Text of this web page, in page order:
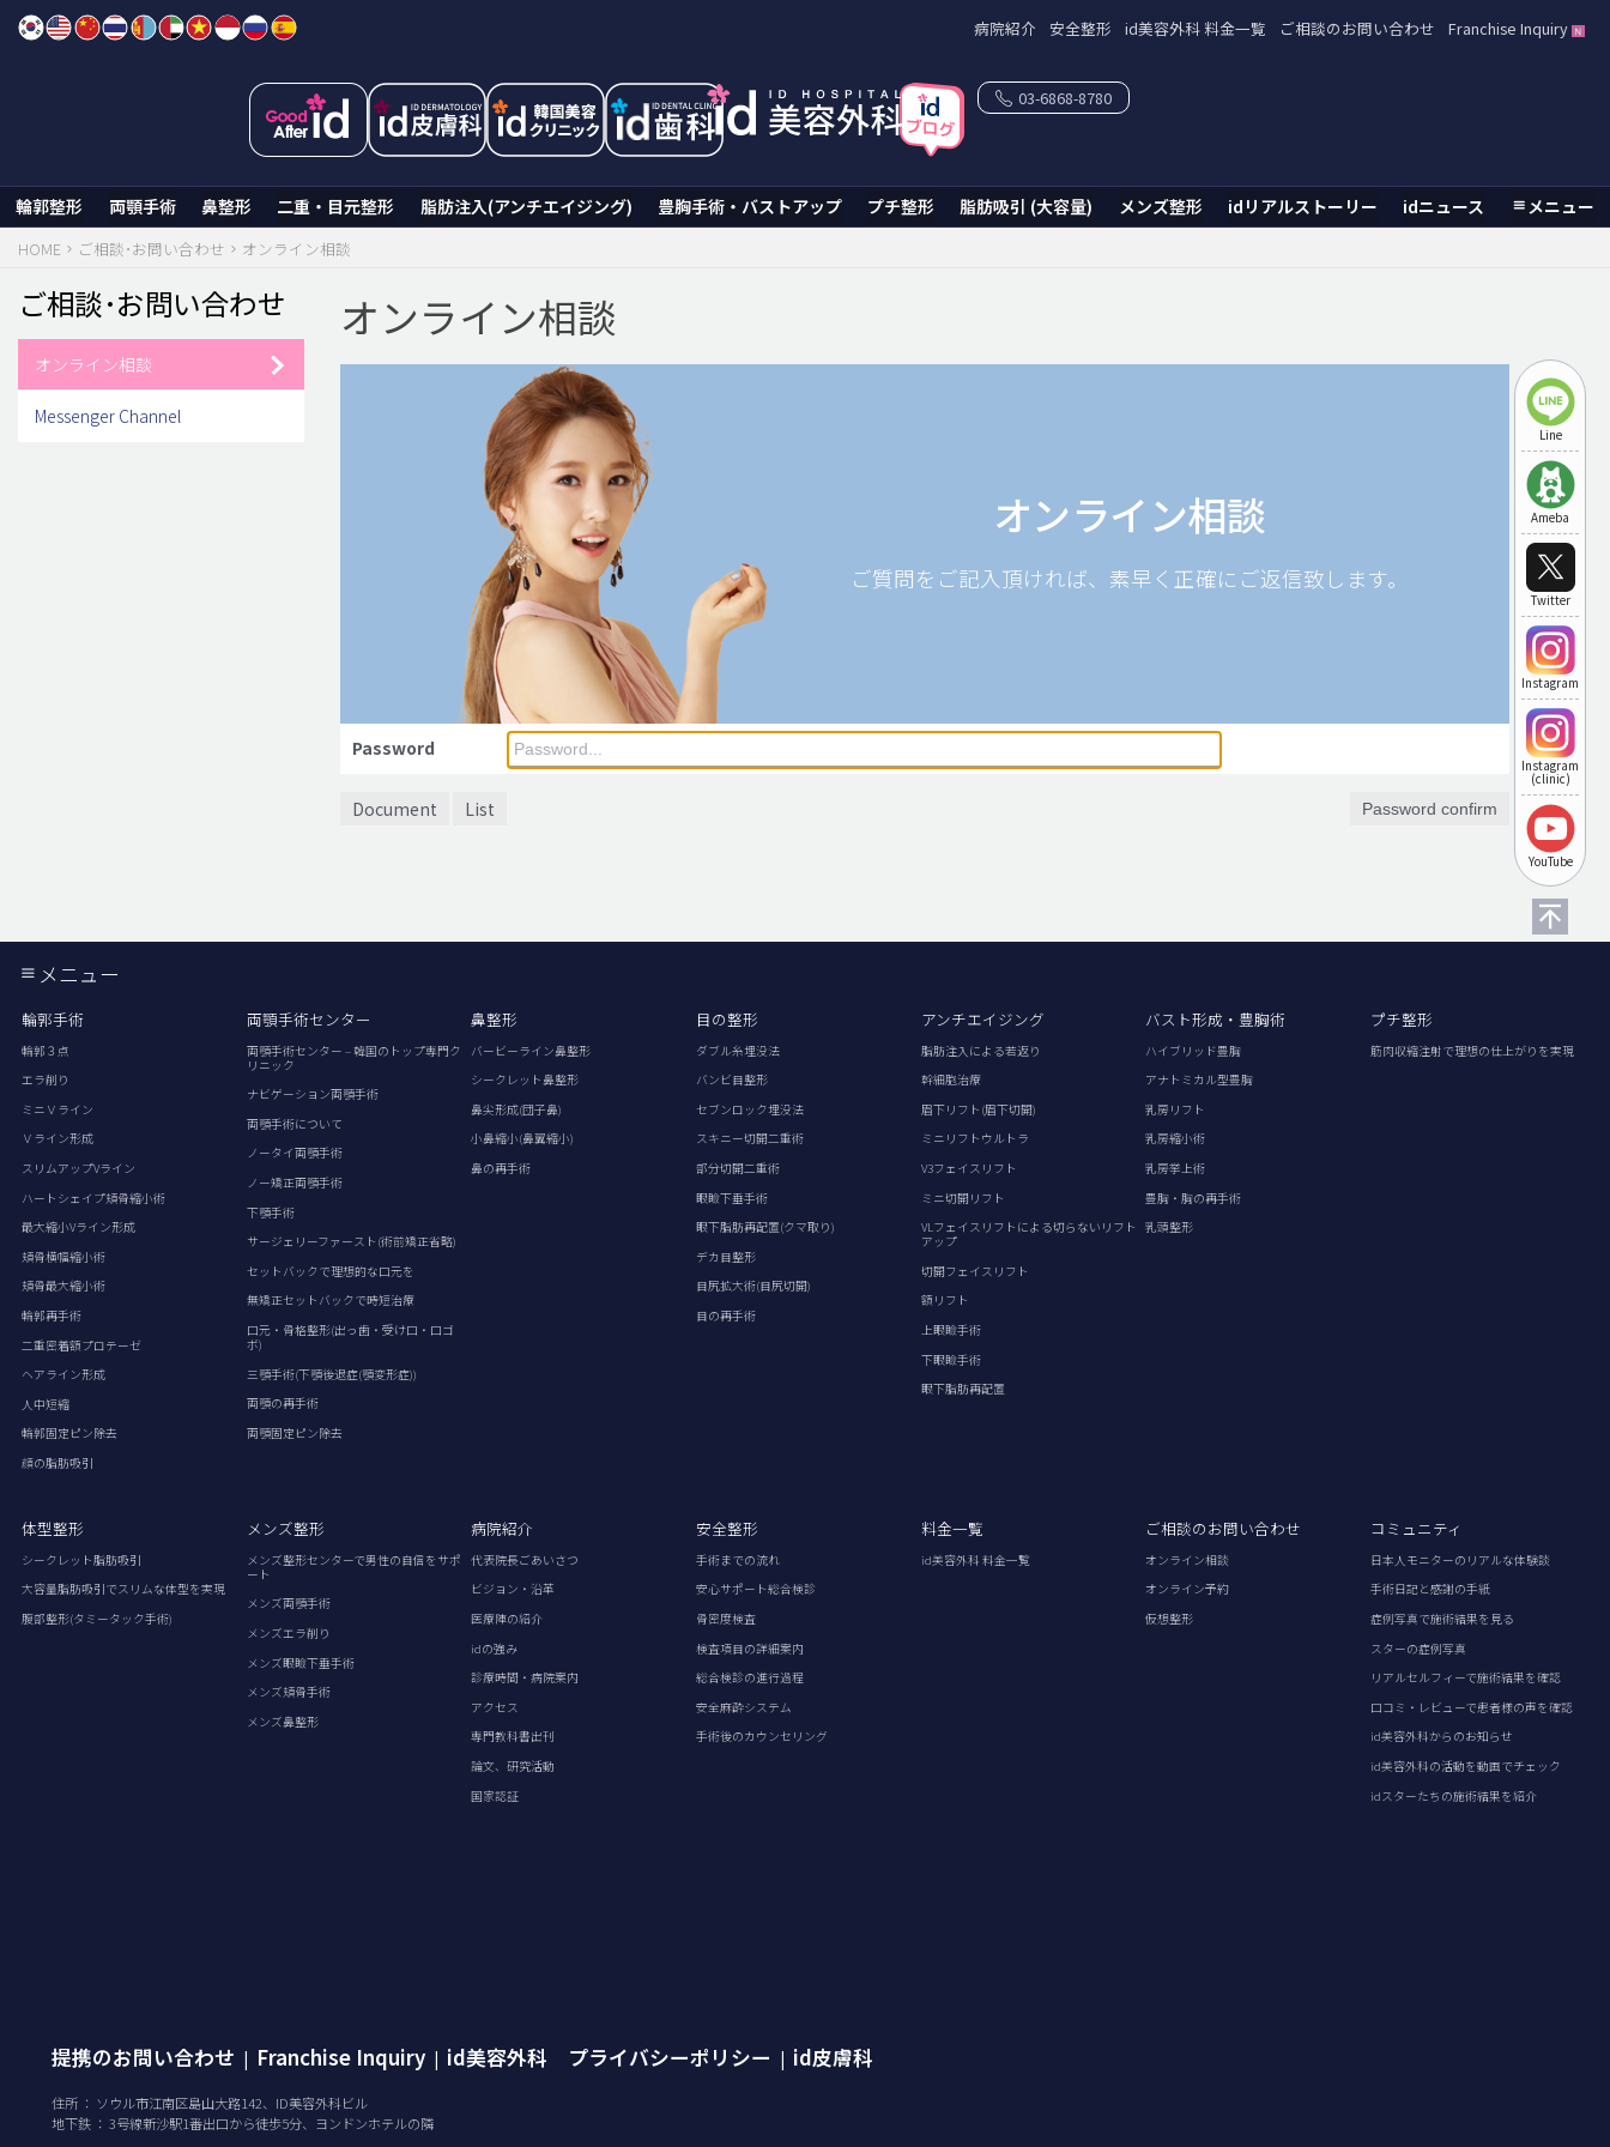
Skip
病院紹介 安全整形 id美容外科 料金一覧 ご相談のお問い合わせ Franchise Inquiry
輪郭整形 両顎手術 鼻整形 二重・目元整形 脂肪注入(アンチエイジング) 豊胸手術・バストアップ プチ整形 脂肪吸引 (大容量) メンズ整形 idリアルストーリー idニュース メニュー
03-6868-8780
Line
Ameba
Twitter
Instagram
Instagram
(clinic)
YouTube
HOME ご相談･お問い合わせ オンライン相談
オンライン相談
オンライン相談
ご質問をご記入頂ければ、素早く正確にご返信致します。
Password
Document List Password confirm
ご相談･お問い合わせ
オンライン相談
Messenger Channel
メニュー
輪郭手術
輪郭３点
エラ削り
ミニＶライン
Ｖライン形成
スリムアップVライン
ハートシェイプ頬骨縮小術
最大縮小Vライン形成
頬骨横幅縮小術
頬骨最大縮小術
輪郭再手術
二重密着額プロテーゼ
ヘアライン形成
人中短縮
輪郭固定ピン除去
顔の脂肪吸引
両顎手術センター
両顎手術センター – 韓国のトップ専門ク
リニック
ナビゲーション両顎手術
両顎手術について
ノータイ両顎手術
ノー矯正両顎手術
下顎手術
サージェリーファースト(術前矯正省略)
セットバックで理想的な口元を
無矯正セットバックで時短治療
口元・骨格整形(出っ歯・受け口・口ゴ
ボ)
三顎手術(下顎後退症(顎変形症))
両顎の再手術
両顎固定ピン除去
鼻整形
バービーライン鼻整形
シークレット鼻整形
鼻尖形成(団子鼻)
小鼻縮小(鼻翼縮小)
鼻の再手術
目の整形
ダブル糸埋没法
バンビ目整形
セブンロック埋没法
スキニー切開二重術
部分切開二重術
眼瞼下垂手術
眼下脂肪再配置(クマ取り)
デカ目整形
目尻拡大術(目尻切開)
目の再手術
アンチエイジング
脂肪注入による若返り
幹細胞治療
眉下リフト(眉下切開)
ミニリフトウルトラ
V3フェイスリフト
ミニ切開リフト
VLフェイスリフトによる切らないリフト
アップ
切開フェイスリフト
額リフト
上眼瞼手術
下眼瞼手術
眼下脂肪再配置
バスト形成・豊胸術
ハイブリッド豊胸
アナトミカル型豊胸
乳房リフト
乳房縮小術
乳房挙上術
豊胸・胸の再手術
乳頭整形
プチ整形
筋肉収縮注射で理想の仕上がりを実現
体型整形
シークレット脂肪吸引
大容量脂肪吸引でスリムな体型を実現
腹部整形(タミータック手術)
メンズ整形
メンズ整形センターで男性の自信をサポ
ート
メンズ両顎手術
メンズエラ削り
メンズ眼瞼下垂手術
メンズ頬骨手術
メンズ鼻整形
病院紹介
代表院長ごあいさつ
ビジョン・沿革
医療陣の紹介
idの強み
診療時間・病院案内
アクセス
専門教科書出刊
論文、研究活動
国家認証
安全整形
手術までの流れ
安心サポート総合検診
骨密度検査
検査項目の詳細案内
総合検診の進行過程
安全麻酔システム
手術後のカウンセリング
料金一覧
id美容外科 料金一覧
ご相談のお問い合わせ
オンライン相談
オンライン予約
仮想整形
コミュニティ
日本人モニターのリアルな体験談
手術日記と感謝の手紙
症例写真で施術結果を見る
スターの症例写真
リアルセルフィーで施術結果を確認
口コミ・レビューで患者様の声を確認
id美容外科からのお知らせ
id美容外科の活動を動画でチェック
idスターたちの施術結果を紹介
提携のお問い合わせ | Franchise Inquiry | id美容外科 プライバシーポリシー | id皮膚科
住所 ： ソウル市江南区島山大路142、ID美容外科ビル
地下鉄 ： 3号線新沙駅1番出口から徒歩5分、ヨンドンホテルの隣